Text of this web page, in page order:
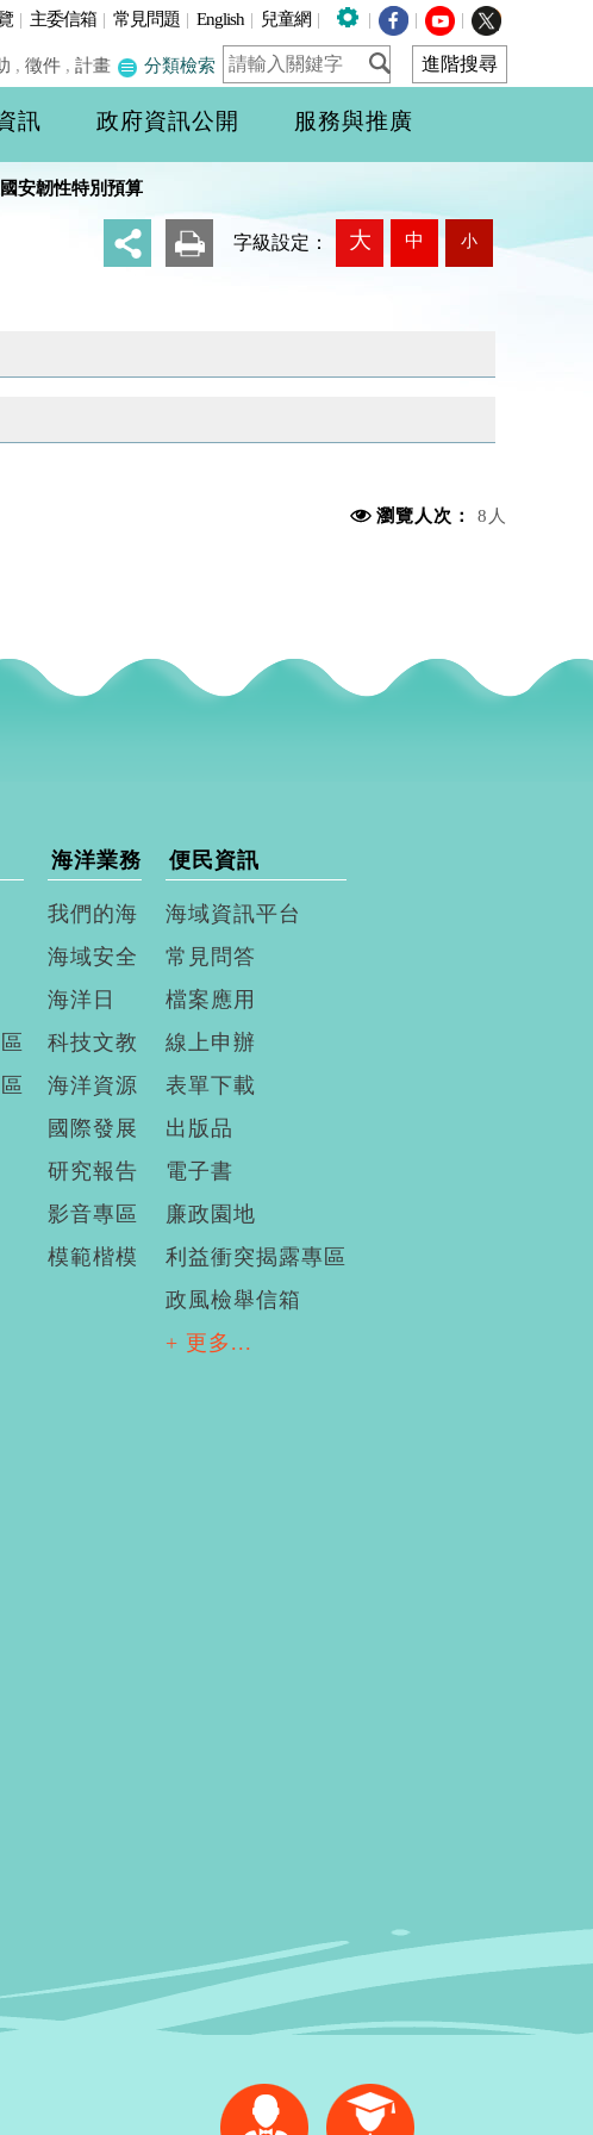
| 主委信箱 | 常見問題 | English | 兒童網 | | | |
, 徵件 , 計畫 分類檢索
訊 政府資訊公開 服務與推廣
安韌性特別預算
字級設定： 大 中 小
瀏覽人次： 8人
海洋業務
我們的海
海域安全
海洋日
科技文教
海洋資源
國際發展
研究報告
影音專區
模範楷模
便民資訊
海域資訊平台
常見問答
檔案應用
線上申辦
表單下載
出版品
電子書
廉政園地
利益衝突揭露專區
政風檢舉信箱
+ 更多...